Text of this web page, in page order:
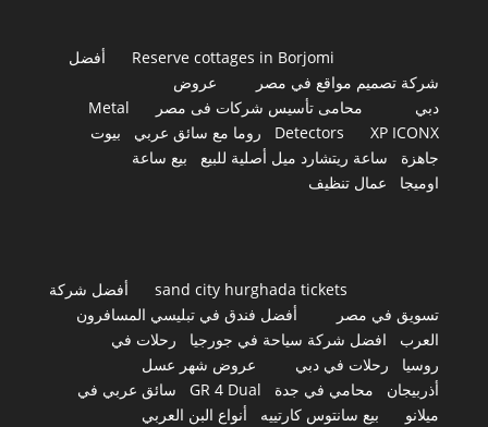
Reserve cottages in Borjomi
أفضل
شركة تصميم مواقع في مصر
عروض
دبي
محامى تأسيس شركات فى مصر
Metal
Detectors
XP ICONX روما مع سائق عربي
بيوت
جاهزة
ساعة ريتشارد ميل أصلية للبيع
بيع ساعة
اوميجا
عمال تنظيف
sand city hurghada tickets
أفضل شركة
تسويق في مصر
أفضل فندق في تبليسي المسافرون
العرب
افضل شركة سياحة في جورجيا
رحلات في
روسيا
رحلات في دبي
عروض شهر عسل
أذربيجان
محامي في جدة GR 4 Dual
سائق عربي في
ميلانو
بيع سانتوس كارتييه أنواع البن العربي